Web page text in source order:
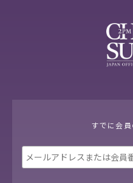
すでに会